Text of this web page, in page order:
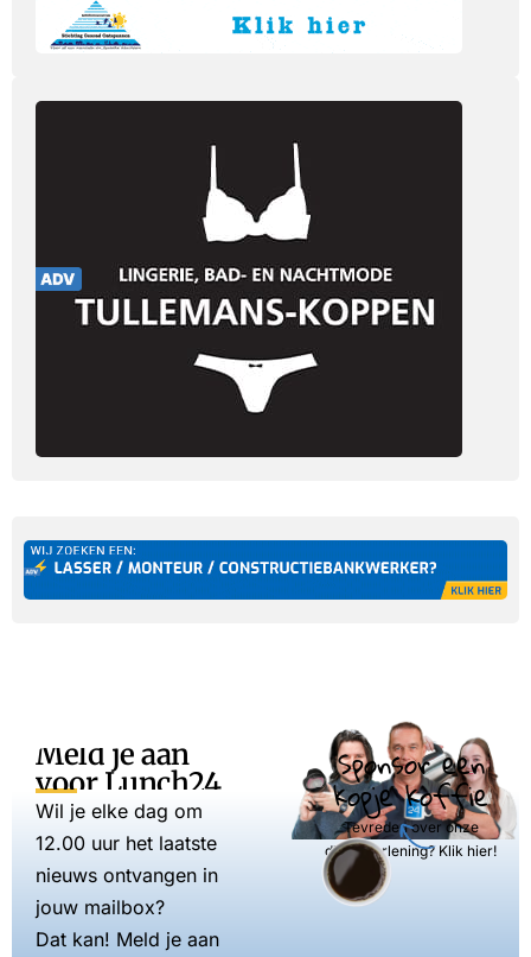
Meld je aan
voor Lunch24
Wil je elke dag om
12.00 uur het laatste
nieuws ontvangen in
jouw mailbox?
Dat kan! Meld je aan
Sponsor een
kopje koffie
Tevreden over onze
dienstverlening? Klik hier!